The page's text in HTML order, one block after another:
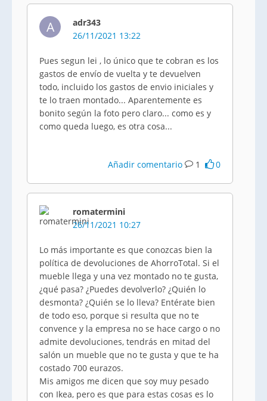
A
adr343
26/11/2021 13:22
Pues segun lei , lo único que te cobran es los
gastos de envío de vuelta y te devuelven
todo, incluido los gastos de envio iniciales y
te lo traen montado... Aparentemente es
bonito según la foto pero claro... como es y
como queda luego, es otra cosa...
Añadir comentario 1 0
romatermini
26/11/2021 10:27
Lo más importante es que conozcas bien la
política de devoluciones de AhorroTotal. Si el
mueble llega y una vez montado no te gusta,
¿qué pasa? ¿Puedes devolverlo? ¿Quién lo
desmonta? ¿Quién se lo lleva? Entérate bien
de todo eso, porque si resulta que no te
convence y la empresa no se hace cargo o no
admite devoluciones, tendrás en mitad del
salón un mueble que no te gusta y que te ha
costado 700 eurazos.
Mis amigos me dicen que soy muy pesado
con Ikea, pero es que para estas cosas es lo